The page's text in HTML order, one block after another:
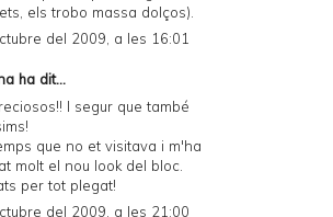
els trobo massa dolços).
del 2009, a les 16:01
ha dit...
I segur que també
que no et visitava i m'ha
molt el nou look del bloc.
per tot plegat!
del 2009, a les 21:00